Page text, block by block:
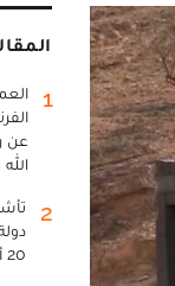
1
عن
الله
2
20 ألف دولار